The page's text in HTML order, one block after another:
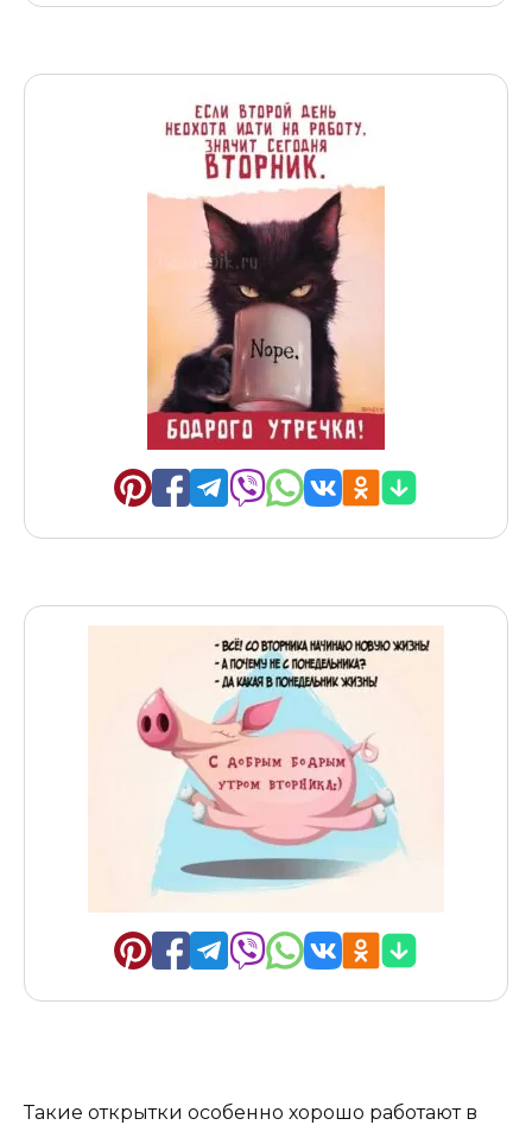
Такие открытки особенно хорошо работают в